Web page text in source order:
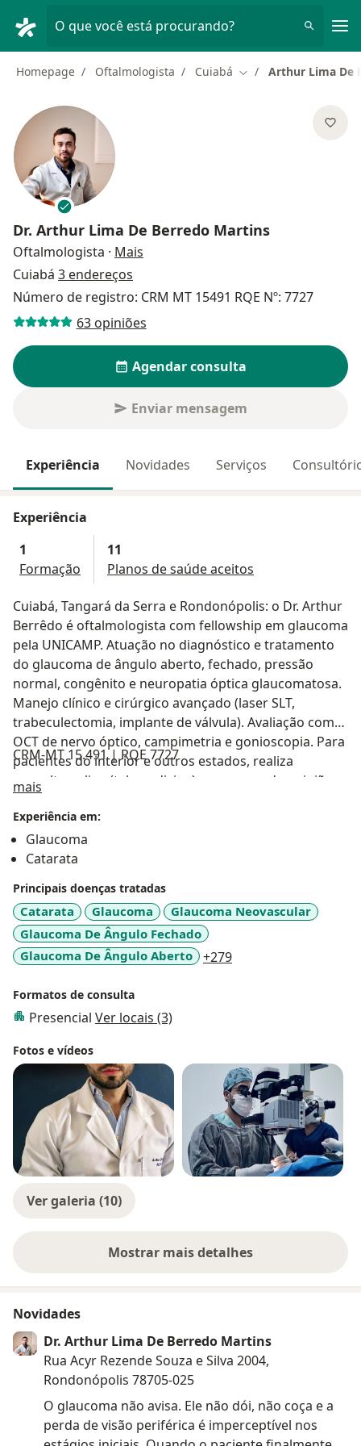
O que você está procurando?
Homepage Oftalmologista Cuiabá Mudar de cidade
Arthur Lima De
Dr. Arthur Lima De Berredo Martins
Oftalmologista · Mais
Cuiabá 3 endereços
Número de registro: CRM MT 15491 RQE Nº: 7727
63 opiniões
Agendar consulta
Enviar mensagem
Experiência Novidades Serviços
Experiência
1
Formação
11
Planos de saúde aceitos
Cuiabá, Tangará da Serra e Rondonópolis: o Dr. Arthur
Berrêdo é oftalmologista com fellowship em glaucoma
pela UNICAMP. Atuação no diagnóstico e tratamento
do glaucoma de ângulo aberto, fechado, pressão
normal, congênito e neuropatia óptica glaucomatosa.
Manejo clínico e cirúrgico avançado (laser SLT,
trabeculectomia, implante de válvula). Avaliação com
OCT de nervo óptico, campimetria e gonioscopia. Para
pacientes do interior e outros estados, realiza
consulta online (telemedicina) para segunda opinião,
deslocamento presencial. Cirurgia de catarata. Título
CBO.
CRM-MT 15.491 | RQE 7727
mais
Experiência em:
Glaucoma
Catarata
Principais doenças tratadas
Catarata Glaucoma
Glaucoma Neovascular
Glaucoma De Ângulo Fechado
Glaucoma De Ângulo Aberto
+279
Formatos de consulta
Presencial Ver locais (3)
Fotos e vídeos
Ver galeria (10)
Mostrar mais detalhes
sobre a experiência
Novidades
Dr. Arthur Lima De Berredo Martins
Rua Acyr Rezende Souza e Silva 2004,
Rondonópolis 78705-025
O glaucoma não avisa. Ele não dói, não coça e a
perda de visão periférica é imperceptível nos